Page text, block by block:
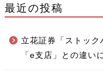
最近の投稿
立花証券「ストック
「e支店」との違い